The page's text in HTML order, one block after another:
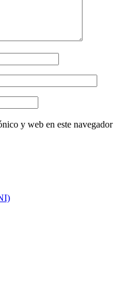
y web en este navegador